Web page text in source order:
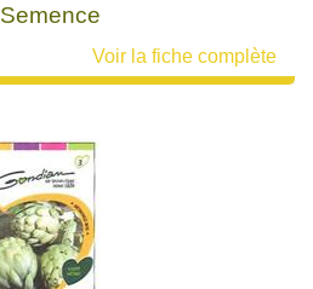
Semence
Voir la fiche complète